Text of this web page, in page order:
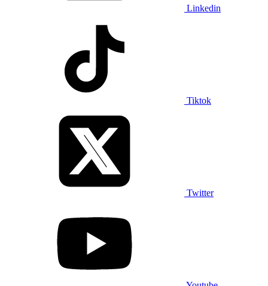
Linkedin
Tiktok
Twitter